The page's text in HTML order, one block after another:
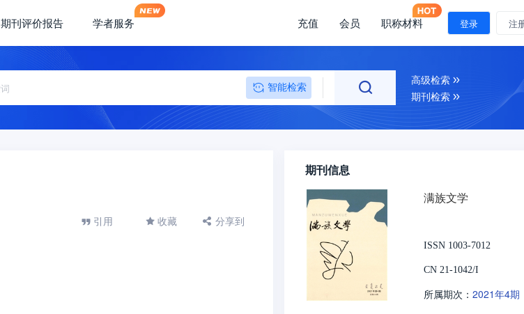
期刊评价报告 学者服务 充值 会员 职称材料 登录 注
智能检索
高级检索
期刊检索
引用 收藏 分享到
期刊信息
满族文学
ISSN 1003-7012
CN 21-1042/I
所属期次： 2021年4期